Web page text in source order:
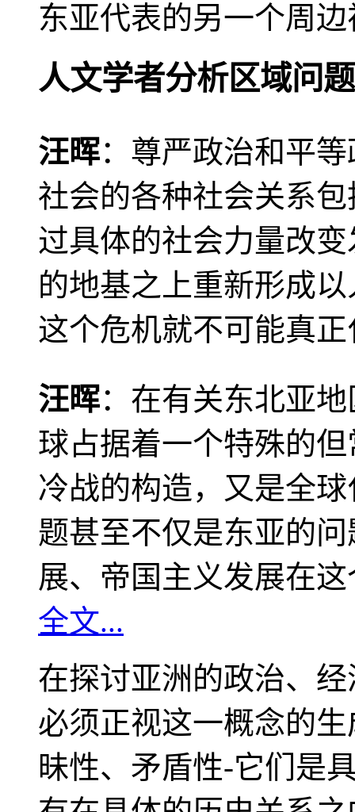
东亚代表的另一个周
人文学者分析区域问题
汪晖：尊严政治和平
社会的各种社会关系
过具体的社会力量改
的地基之上重新形成
这个危机就不可能真
汪晖：在有关东北亚
球占据着一个特殊的
冷战的构造，又是全
题甚至不仅是东亚的
展、帝国主义发展在
全文...
在探讨亚洲的政治、
必须正视这一概念的
昧性、矛盾性-它们是